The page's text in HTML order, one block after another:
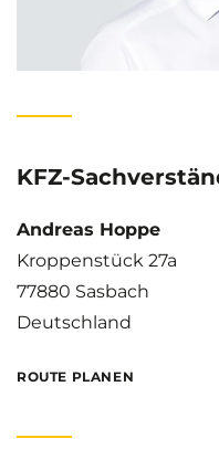
KFZ-
Andreas Hoppe
Kroppenstück 27a
77880 Sasbach
Deutschland
ROUTE PLANEN